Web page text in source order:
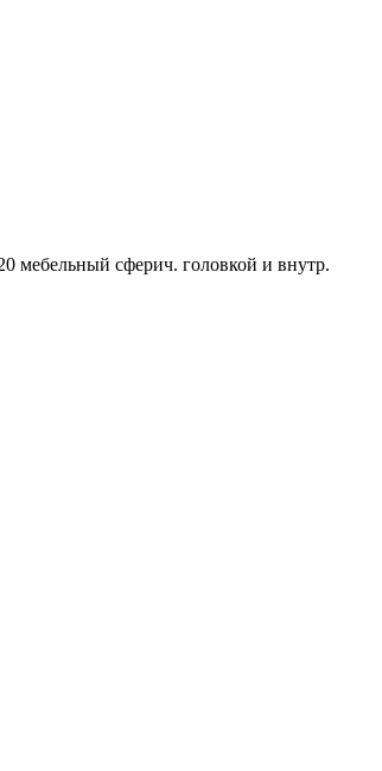
мебельный сферич. головкой и внутр.